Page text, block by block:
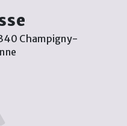
Champigny-